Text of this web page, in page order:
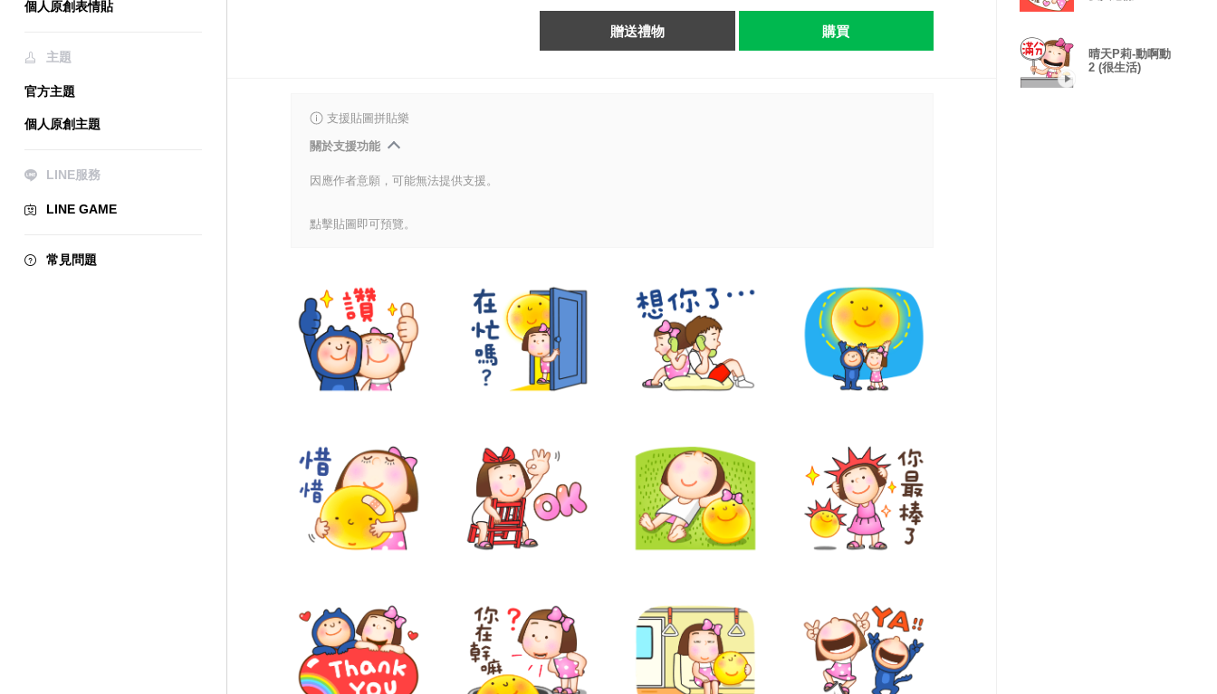
個人原創表情貼
主題
官方主題
個人原創主題
LINE服務
LINE GAME
常見問題
贈送禮物 購買
支援貼圖拼貼樂
關於支援功能
因應作者意願，可能無法提供支援。
點擊貼圖即可預覽。
晴天P莉-動啊動
2 (很生活)